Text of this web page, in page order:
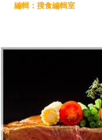
編輯：搜食編輯室